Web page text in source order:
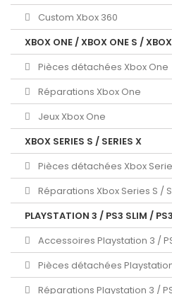
Custom Xbox 360
XBOX ONE / XBOX ONE S /
Pièces détachées Xbox One
Réparations Xbox One
Jeux Xbox One
XBOX SERIES S / SERIES X
Pièces détachées Xbox
Réparations Xbox Series S /
PLAYSTATION 3 / PS3 SLIM /
Accessoires Playstation 3 /
Pièces détachées
Réparations Playstation 3 /